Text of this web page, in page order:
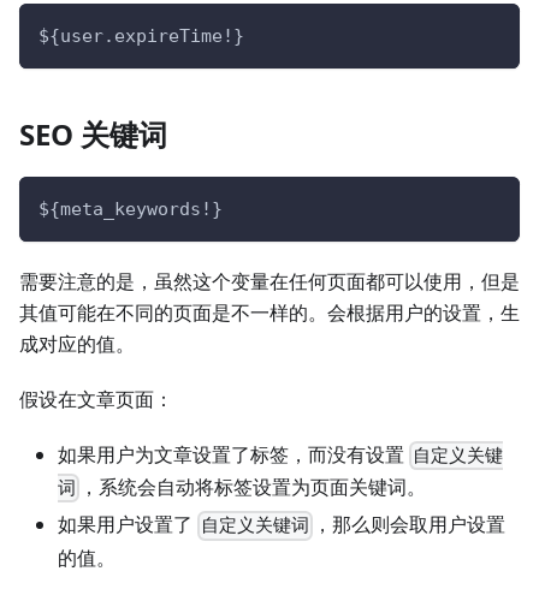
${user.expireTime!}
SEO 关键词
${meta_keywords!}
需要注意的是，虽然这个变量在任何页面都可以使用，但是
其值可能在不同的页面是不一样的。会根据用户的设置，生
成对应的值。
假设在文章页面：
如果用户为文章设置了标签，而没有设置 自定义关键
词
，系统会自动将标签设置为页面关键词。
如果用户设置了
自定义关键词
，那么则会取用户设置
的值。